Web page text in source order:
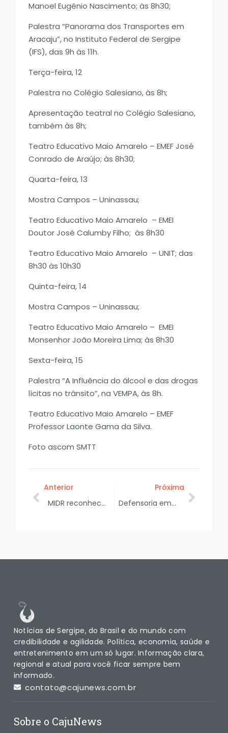
Manoel Eugênio Nascimento; às 8h30;
Palestra “Panorama dos Transportes em
Aracaju”, no Instituto Federal de Sergipe
(IFS), das 9h às 11h.
Terça-feira, 12
Palestra no Colégio Salesiano, às 8h;
Apresentação teatral no Colégio Salesiano,
também às 8h;
Teatro Educativo Maio Amarelo – EMEF José
Conrado de Araújo; às 8h30;
Quarta-feira, 13
Mostra Campos – Uninassau;
Teatro Educativo Maio Amarelo – EMEI
Doutor José Calumby Filho; às 8h30
Teatro Educativo Maio Amarelo – UNIT; das
8h30 às 10h30
Quinta-feira, 14
Mostra Campos – Uninassau;
Teatro Educativo Maio Amarelo – EMEI
Monsenhor João Moreira Lima; às 8h30
Sexta-feira, 15
Palestra “A Influência do álcool e das drogas
lícitas no trânsito”, na VEMPA, às 8h.
Teatro Educativo Maio Amarelo – EMEF
Professor Laonte Gama da Silva.
Foto ascom SMTT
Anterior
MIDR reconhece a situação de emergência em 15 cidades afetadas por desastres, entre elas, Monte Alegre de Sergipe e Porto da Folha
Próxima
Defensoria empossa membros do Conselho Superior para o biênio 2026/2028
Notícias de Sergipe, do Brasil e do mundo com
credibilidade e agilidade. Política, economia, saúde e
entretenimento em um só lugar. Informação clara,
regional e atual para você ficar sempre bem
informado.
contato@cajunews.com.br
Sobre o CajuNews